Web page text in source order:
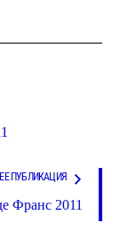
ПУБЛИКАЦИЯ
Франс 2011